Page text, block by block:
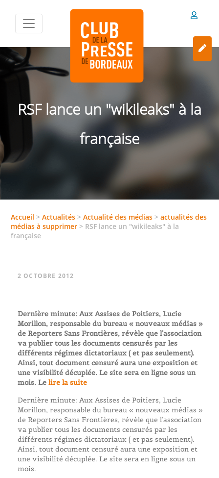
RSF lance un "wikileaks" à la
française
Accueil >Actualités >Actualité des médias >actualités des
médias à supprimer > RSF lance un "wikileaks" à la
française
2 OCTOBRE 2012
Dernière minute: Aux Assises de Poitiers, Lucie
Morillon, responsable du bureau « nouveaux médias »
de Reporters Sans Frontières, révèle que l’association
va publier tous les documents censurés par les
différents régimes dictatoriaux ( et pas seulement).
Ainsi, tout document censuré aura une exposition et
une visibilité décuplée. Le site sera en ligne sous un
mois. Lelire la suite
Dernière minute: Aux Assises de Poitiers, Lucie
Morillon, responsable du bureau « nouveaux médias »
de Reporters Sans Frontières, révèle que l’association
va publier tous les documents censurés par les
différents régimes dictatoriaux ( et pas seulement).
Ainsi, tout document censuré aura une exposition et
une visibilité décuplée. Le site sera en ligne sous un
mois.